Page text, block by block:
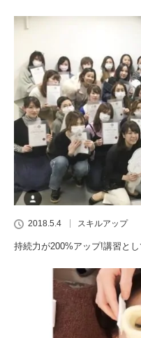
2018.5.4 スキルアップ
持続力が200%アップ!講習と